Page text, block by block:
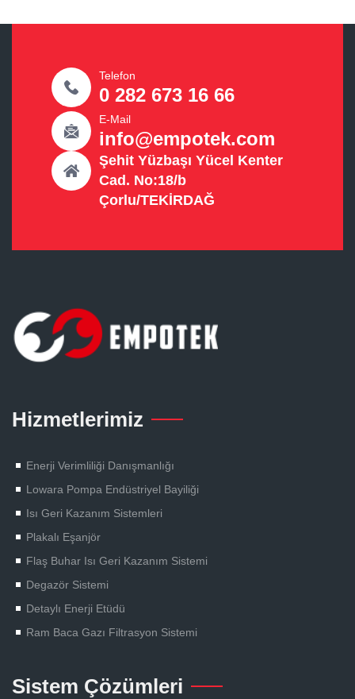
Telefon
0 282 673 16 66
E-Mail
info@empotek.com
Şehit Yüzbaşı Yücel Kenter
Cad. No:18/b
Çorlu/TEKİRDAĞ
Hizmetlerimiz
Enerji Verimliliği Danışmanlığı
Lowara Pompa Endüstriyel Bayiliği
Isı Geri Kazanım Sistemleri
Plakalı Eşanjör
Flaş Buhar Isı Geri Kazanım Sistemi
Degazör Sistemi
Detaylı Enerji Etüdü
Ram Baca Gazı Filtrasyon Sistemi
Sistem Çözümleri